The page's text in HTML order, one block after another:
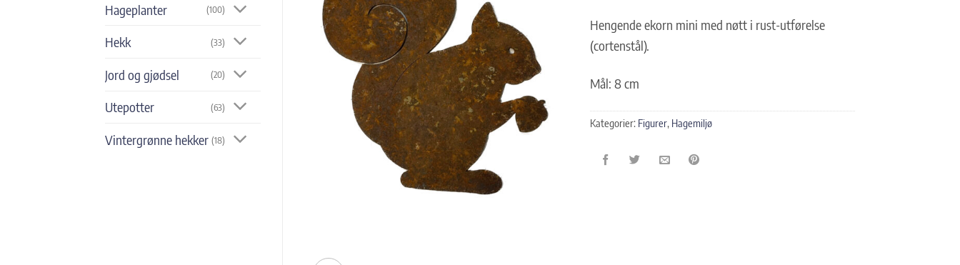
Hageplanter (100)
Hekk (33)
Jord og gjødsel (20)
Utepotter (63)
Vintergrønne hekker (18)
Hengende ekorn mini med nøtt i rust-utførelse
(cortenstål).
Mål: 8 cm
Kategorier: Figurer, Hagemiljø